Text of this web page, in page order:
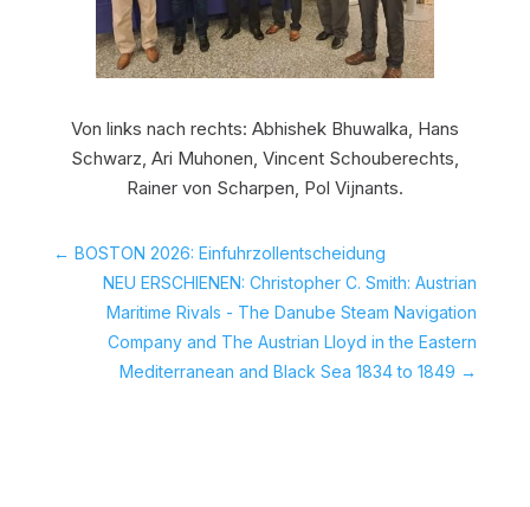
Von links nach rechts: Abhishek Bhuwalka, Hans
Schwarz, Ari Muhonen, Vincent Schouberechts,
Rainer von Scharpen, Pol Vijnants.
← BOSTON 2026: Einfuhrzollentscheidung
NEU ERSCHIENEN: Christopher C. Smith: Austrian
Maritime Rivals - The Danube Steam Navigation
Company and The Austrian Lloyd in the Eastern
Mediterranean and Black Sea 1834 to 1849 →